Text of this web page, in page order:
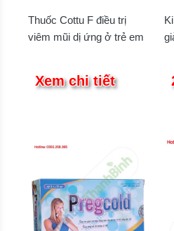
Thuốc Cottu F điều trị
viêm mũi dị ứng ở trẻ em
Xem chi tiết